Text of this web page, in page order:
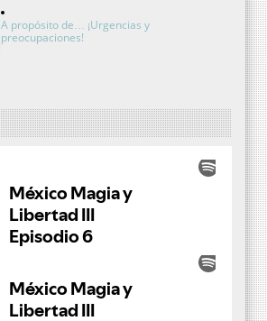
A propósito de… ¡Urgencias y
preocupaciones!